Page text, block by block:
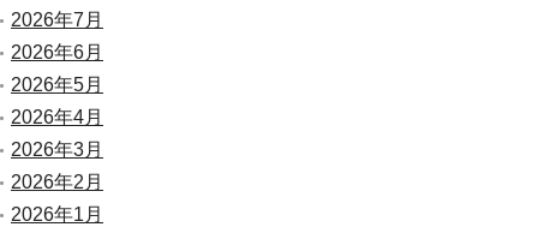
2026年7月
2026年6月
2026年5月
2026年4月
2026年3月
2026年2月
2026年1月